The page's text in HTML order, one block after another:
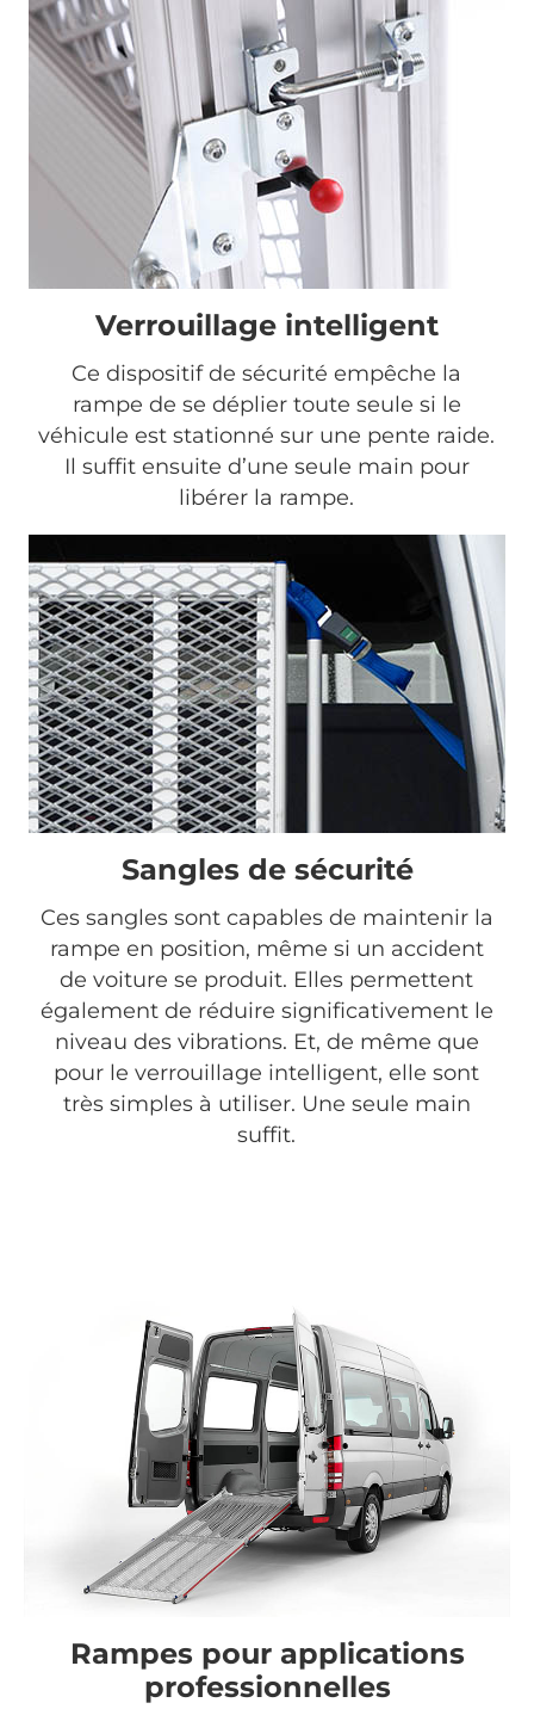
Verrouillage intelligent
Ce dispositif de sécurité empêche la
rampe de se déplier toute seule si le
véhicule est stationné sur une pente raide.
Il suffit ensuite d’une seule main pour
libérer la rampe.
Sangles de sécurité
Ces sangles sont capables de maintenir la
rampe en position, même si un accident
de voiture se produit. Elles permettent
également de réduire significativement le
niveau des vibrations. Et, de même que
pour le verrouillage intelligent, elle sont
très simples à utiliser. Une seule main
suffit.
Rampes pour applications
professionnelles